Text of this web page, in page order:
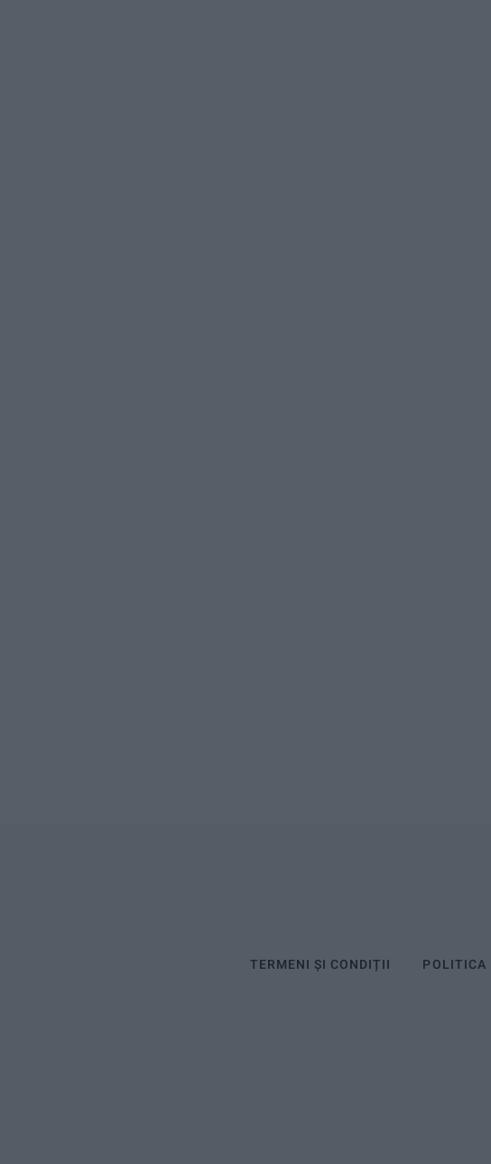
TERMENI ȘI CONDIȚII POLITICA